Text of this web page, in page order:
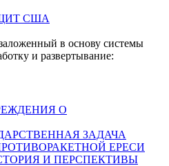
в основу системы
и развертывание:
О
ЗАДАЧА
ЕРЕСИ
И ПЕРСПЕКТИВЫ